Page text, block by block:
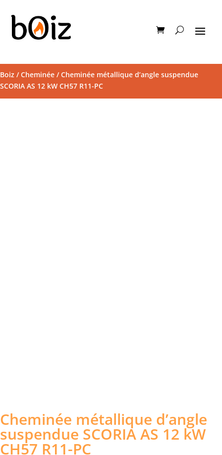
Boiz /Cheminée / Cheminée métallique d’angle suspendue
SCORIA AS 12 kW CH57 R11-PC
Cheminée métallique d’angle
suspendue SCORIA AS 12 kW
CH57 R11-PC